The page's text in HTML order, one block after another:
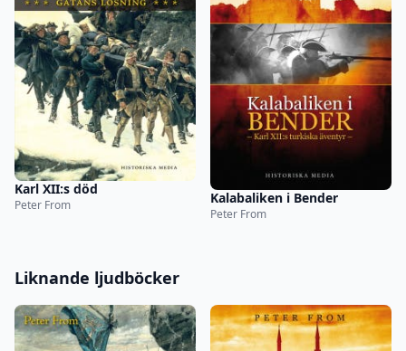
Karl XII:s död
Peter From Kalabaliken i Bender
Peter From
Liknande ljudböcker